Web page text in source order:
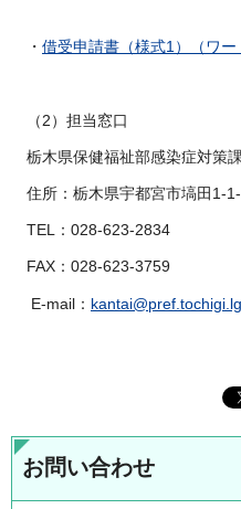
・ 借受申請書（様式1）（ワー
（2）担当窓口
栃木県保健福祉部感染症対策
住所：栃木県宇都宮市塙田1-
TEL：028-623-2834
FAX：028-623-3759
E-mail：
お問い合わせ